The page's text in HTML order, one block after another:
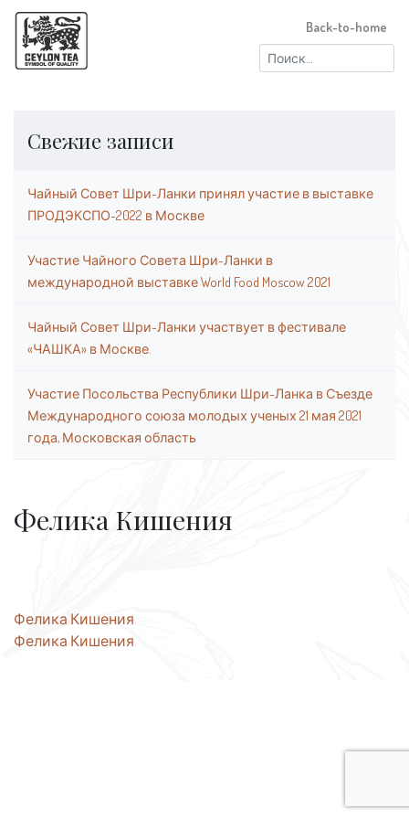
Найти:
Back-to-home
Свежие записи
Чайный Совет Шри-Ланки принял участие в выставке
ПРОДЭКСПО-2022 в Москве
Участие Чайного Совета Шри-Ланки в
международной выставке World Food Moscow 2021
Чайный Совет Шри-Ланки участвует в фестивале
«ЧАШКА» в Москве.
Участие Посольства Республики Шри-Ланка в Съезде
Международного союза молодых ученых 21 мая 2021
года, Московская область
Фелика Кишения
Навигация
по
Фелика Кишения
Фелика Кишения